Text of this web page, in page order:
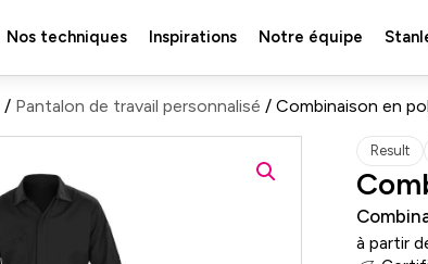
Nos techniques Inspirations Notre équipe
/ Pantalon de travail personnalisé / Combinaison en
Result
à partir